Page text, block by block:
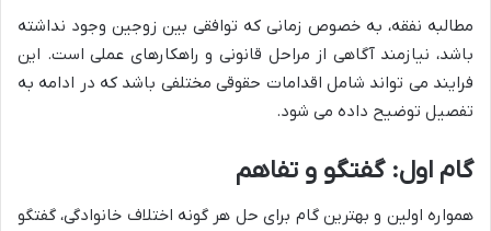
مطالبه نفقه، به خصوص زمانی که توافقی بین زوجین وجود نداشته
باشد، نیازمند آگاهی از مراحل قانونی و راهکارهای عملی است. این
فرایند می تواند شامل اقدامات حقوقی مختلفی باشد که در ادامه به
تفصیل توضیح داده می شود.
گام اول: گفتگو و تفاهم
همواره اولین و بهترین گام برای حل هر گونه اختلاف خانوادگی، گفتگو